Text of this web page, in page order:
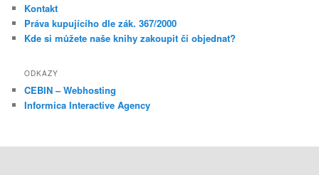
Kontakt
Práva kupujícího dle zák. 367/2000
Kde si můžete naše knihy zakoupit či objednat?
ODKAZY
CEBIN – Webhosting
Informica Interactive Agency